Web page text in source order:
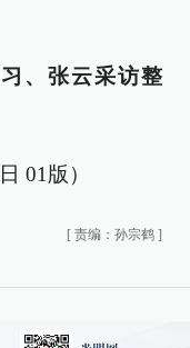
、张云采访整
01版）
[ 责编：孙宗鹤 ]